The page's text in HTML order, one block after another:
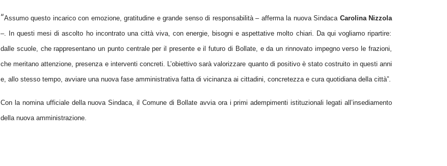
“Assumo questo incarico con emozione, gratitudine e grande senso di responsabilità – afferma la nuova Sindaca Carolina Nizzola
–. In questi mesi di ascolto ho incontrato una città viva, con energie, bisogni e aspettative molto chiari. Da qui vogliamo ripartire:
dalle scuole, che rappresentano un punto centrale per il presente e il futuro di Bollate, e da un rinnovato impegno verso le frazioni,
che meritano attenzione, presenza e interventi concreti. L’obiettivo sarà valorizzare quanto di positivo è stato costruito in questi anni
e, allo stesso tempo, avviare una nuova fase amministrativa fatta di vicinanza ai cittadini, concretezza e cura quotidiana della città”.
Con la nomina ufficiale della nuova Sindaca, il Comune di Bollate avvia ora i primi adempimenti istituzionali legati all’insediamento
della nuova amministrazione.